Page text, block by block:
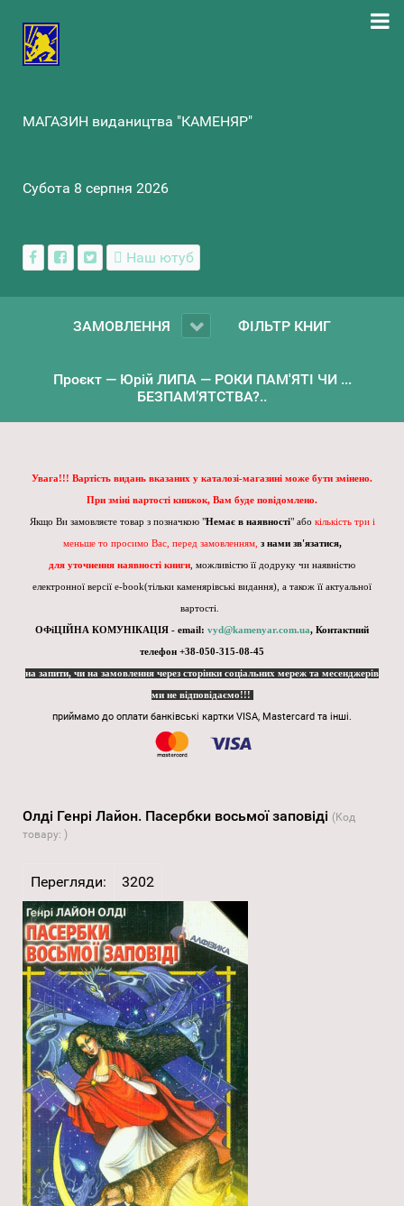
МАГАЗИН видаництва "КАМЕНЯР"
Субота 8 серпня 2026
Наш ютуб
ЗАМОВЛЕННЯ ФІЛЬТР КНИГ
Проєкт — Юрій ЛИПА — РОКИ ПАМ'ЯТІ ЧИ ...
БЕЗПАМ’ЯТСТВА?..
Увага!!! Вартість видань вказаних у каталозі-магазині може бути змінено.
При зміні вартості книжок, Вам буде повідомлено.
Якщо Ви замовляєте товар з позначкою "Немає в наявності" або кількість три і
меньше то просимо Вас, перед замовленням, з нами зв'язатися,
для уточнення наявності книги , можливістю її додруку чи наявністю
електронної версії e-book(тільки каменярівські видання), а також її актуальної
вартості.
ОФіЦІЙНА КОМУНІКАЦІЯ - email: vyd@kamenyar.com.ua, Контактний
телефон +38-050-315-08-45
на запити, чи на замовлення через сторінки соціальних мереж та месенджерів
ми не відповідаємо!!!
приймамо до оплати банківські картки VISA, Mastercard та інші.
Олді Генрі Лайон. Пасербки восьмої заповіді (Код
товару: )
Перегляди: 3202